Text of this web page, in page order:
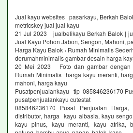
Jual kayu websites pasarkayu, Berkah
metricskey jual jual kayu
21 Jul 2023 jualbelikayu Berkah Balok |
Jual Kayu Pohon Jabon, Sengon, Mahoni,
Harga Kayu Balok ‹ Rumah Minimalis
derumahminimalis gambar desain harga
20 Mei 2023 Foto dan gambar dengan
Rumah Minimalis harga kayu meranti,
mahoni, harga kayu
Pusatpenjualankayu tlp 085846236170
pusatpenjualankayu cutestat
085846236170 Pusat Penjualan
distributor, harga kayu albasia, kayu
kayu pinus, kayu meranti, kayu afrika,